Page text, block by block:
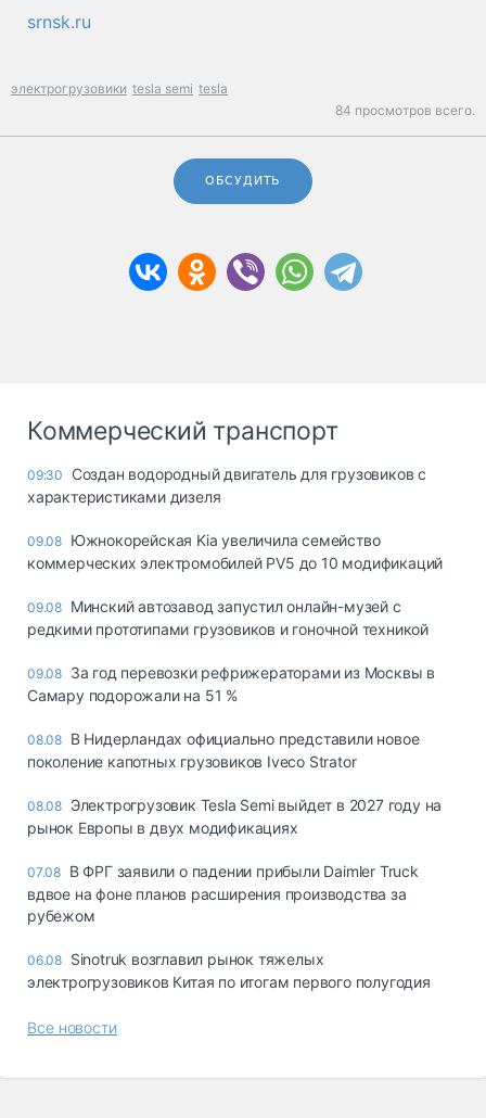
srnsk.ru
электрогрузовики tesla semi tesla
84 просмотров всего.
ОБСУДИТЬ
Коммерческий транспорт
09:30
Создан водородный двигатель для грузовиков с
характеристиками дизеля
09.08 Южнокорейская Kia увеличила семейство
коммерческих электромобилей PV5 до 10 модификаций
09.08 Минский автозавод запустил онлайн-музей с
редкими прототипами грузовиков и гоночной техникой
09.08 За год перевозки рефрижераторами из Москвы в
Самару подорожали на 51 %
08.08 В Нидерландах официально представили новое
поколение капотных грузовиков Iveco Strator
08.08 Электрогрузовик Tesla Semi выйдет в 2027 году на
рынок Европы в двух модификациях
07.08 В ФРГ заявили о падении прибыли Daimler Truck
вдвое на фоне планов расширения производства за
рубежом
06.08 Sinotruk возглавил рынок тяжелых
электрогрузовиков Китая по итогам первого полугодия
Все новости